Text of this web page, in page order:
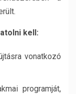
kell:
vonatkozó
programját,